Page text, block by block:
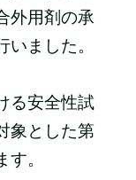
外用剤の承
ました。
る安全性試
象とした第
。